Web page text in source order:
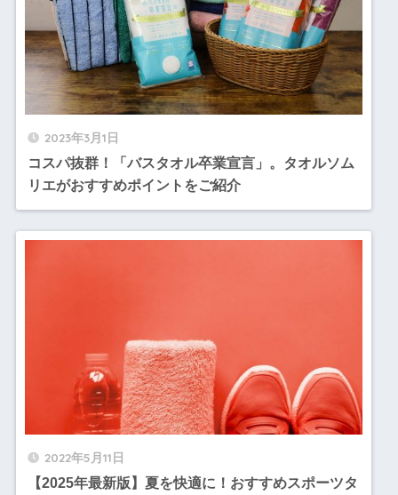
2023年3月1日
コスパ抜群！「バスタオル卒業宣言」。タオルソム
リエがおすすめポイントをご紹介
2022年5月11日
【2025年最新版】夏を快適に！おすすめスポーツタ